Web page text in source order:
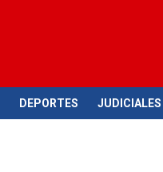
DEPORTES JUDICIALES